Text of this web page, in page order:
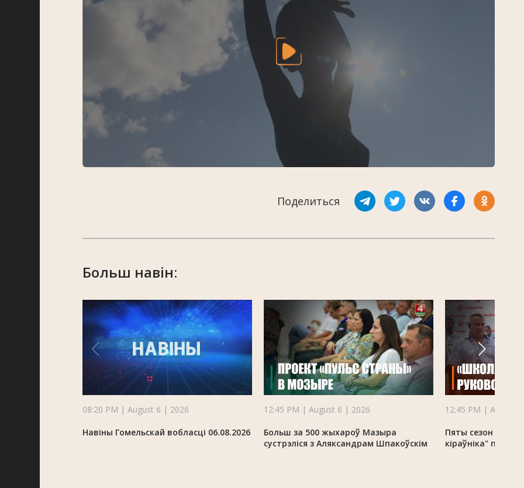
Поделиться
Больш навін:
08:20 PM | August 6 | 2026
Навіны Гомельскай вобласці 06.08.2026
12:45 PM | August 6 | 2026
Больш за 500 жыхароў Мазыра
сустрэліся з Аляксандрам Шпакоўскім
12:45 PM | August 6
Пяты сезон
кіраўніка"